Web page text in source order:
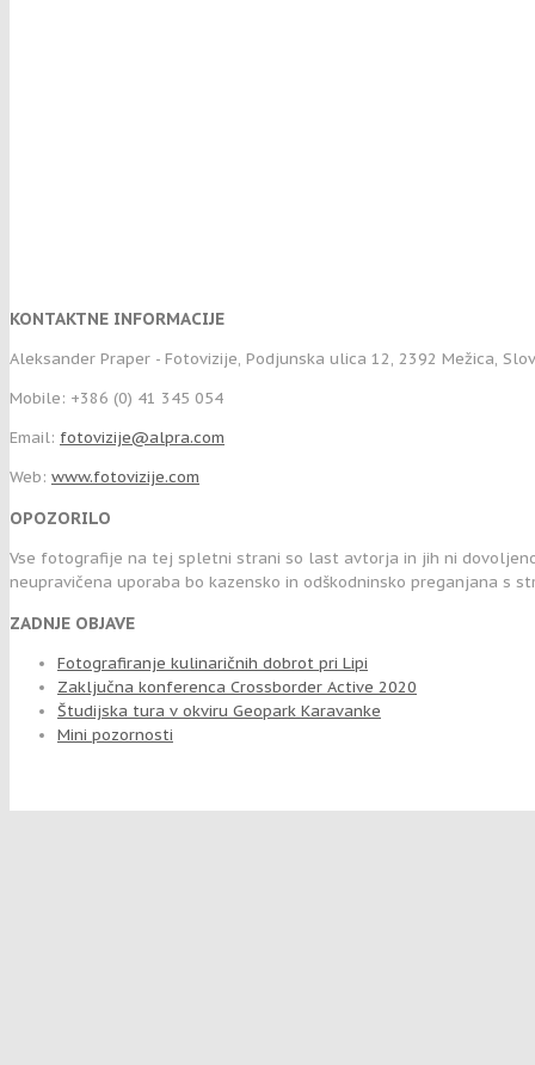
KONTAKTNE INFORMACIJE
Aleksander Praper - Fotovizije, Podjunska ulica 12, 2392 Mežica,
Mobile: +386 (0) 41 345 054
Email: fotovizije@alpra.com
Web: www.fotovizije.com
OPOZORILO
Vse fotografije na tej spletni strani so last avtorja in jih ni
neupravičena uporaba bo kazensko in odškodninsko preganjana s
ZADNJE OBJAVE
Fotografiranje kulinaričnih dobrot pri Lipi
Zaključna konferenca Crossborder Active 2020
Študijska tura v okviru Geopark Karavanke
Mini pozornosti